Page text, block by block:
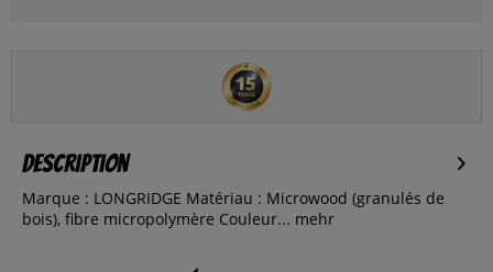
Description
Marque : LONGRIDGE Matériau : Microwood (granulés de
bois), fibre micropolymère Couleur... mehr